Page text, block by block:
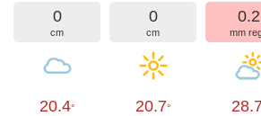
0
cm
20.4°
0
cm
20.7°
0.2
mm